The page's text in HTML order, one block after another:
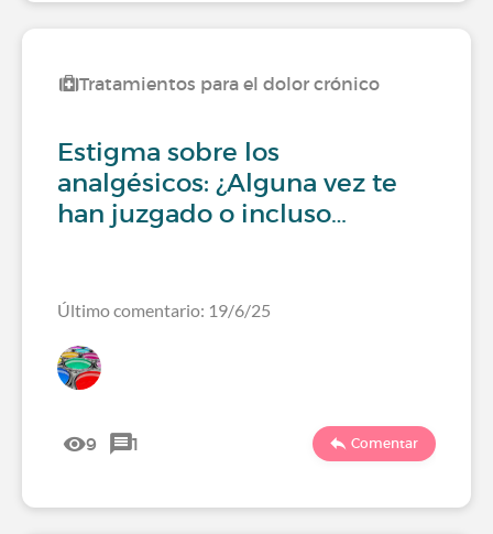
Tratamientos para el dolor crónico
Estigma sobre los
analgésicos: ¿Alguna vez te
han juzgado o incluso…
Último comentario: 19/6/25
9 1 Comentar